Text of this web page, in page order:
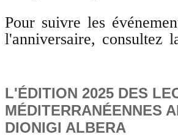
Pour suivre les
l'anniversaire, consultez
L'ÉDITION 2025 DES
MÉDITERRANÉENNES
DIONIGI ALBERA